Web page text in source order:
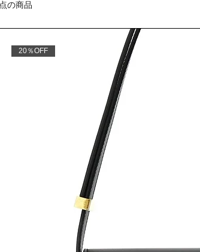
の商品
20％OFF